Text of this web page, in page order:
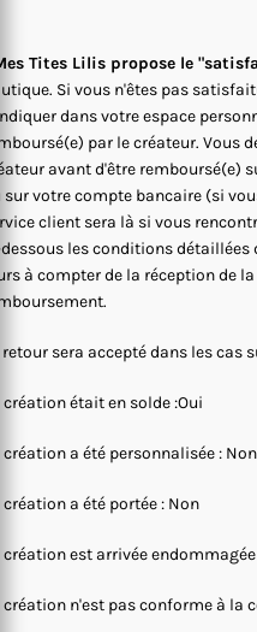
Tites Lilis propose le
Si vous n'êtes pas
dans votre espace
par le créateur. Vous
avant d'être remboursé(e)
sur votre compte bancaire (si
client sera là si vous
les conditions détaillées
à compter de la réception de
retour sera accepté dans les cas
création était en solde :Oui
création a été personnalisée : Non
création a été portée : Non
création est arrivée endommagée
création n'est pas conforme à la